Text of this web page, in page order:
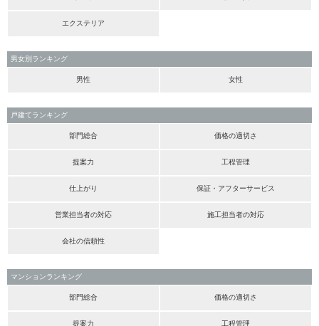
エクステリア
男女別ランキング
男性 女性
戸建てランキング
部門総合 価格の適切さ
提案力 工程管理
仕上がり 保証・アフターサービス
営業担当者の対応 施工担当者の対応
会社の信頼性
マンションランキング
部門総合 価格の適切さ
提案力 工程管理